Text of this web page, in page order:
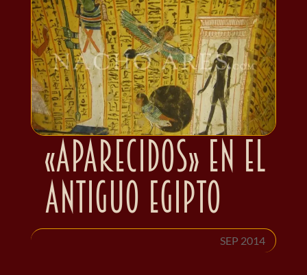
«Aparecidos» en el
antiguo Egipto
SEP 2014